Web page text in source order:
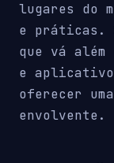
lugares do
e práticas.
que vá
e
oferecer
envolvente.